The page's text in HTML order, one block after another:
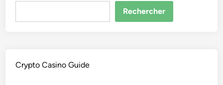
Rechercher
Crypto Casino Guide